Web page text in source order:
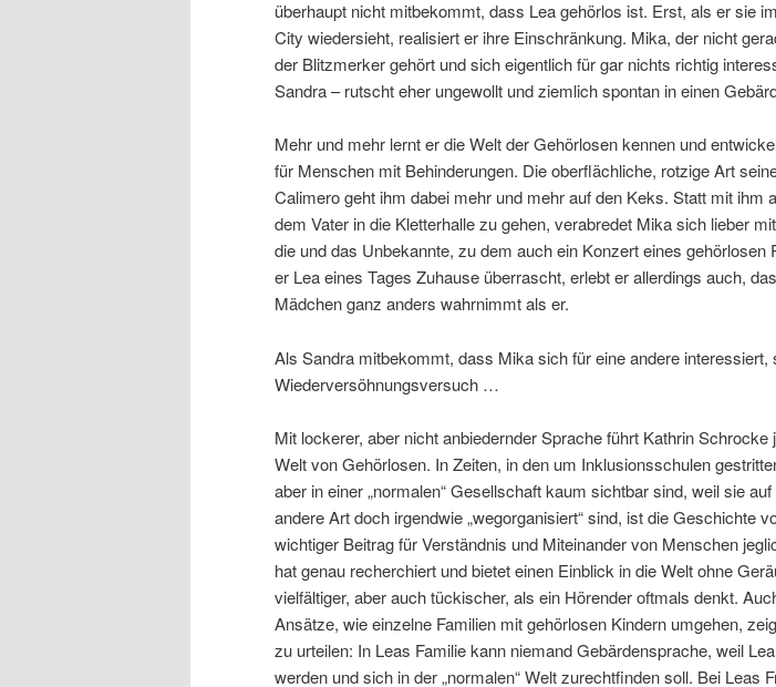
überhaupt nicht mitbekommt, dass Lea gehörlos ist. Erst, als er sie
City wiedersieht, realisiert er ihre Einschränkung. Mika, der nicht
der Blitzmerker gehört und sich eigentlich für gar nichts richtig
Sandra – rutscht eher ungewollt und ziemlich spontan in einen
Mehr und mehr lernt er die Welt der Gehörlosen kennen und
für Menschen mit Behinderungen. Die oberflächliche, rotzige Art
Calimero geht ihm dabei mehr und mehr auf den Keks. Statt mit ihm
dem Vater in die Kletterhalle zu gehen, verabredet Mika sich lieber
die und das Unbekannte, zu dem auch ein Konzert eines gehörlosen
er Lea eines Tages Zuhause überrascht, erlebt er allerdings auch,
Mädchen ganz anders wahrnimmt als er.
Als Sandra mitbekommt, dass Mika sich für eine andere interessiert,
Wiederversöhnungsversuch …
Mit lockerer, aber nicht anbiedernder Sprache führt Kathrin Schrocke
Welt von Gehörlosen. In Zeiten, in den um Inklusionsschulen
aber in einer „normalen“ Gesellschaft kaum sichtbar sind, weil sie
andere Art doch irgendwie „wegorganisiert“ sind, ist die Geschichte
wichtiger Beitrag für Verständnis und Miteinander von Menschen
hat genau recherchiert und bietet einen Einblick in die Welt ohne
vielfältiger, aber auch tückischer, als ein Hörender oftmals denkt.
Ansätze, wie einzelne Familien mit gehörlosen Kindern umgehen,
zu urteilen: In Leas Familie kann niemand Gebärdensprache, weil
werden und sich in der „normalen“ Welt zurechtfinden soll. Bei Leas